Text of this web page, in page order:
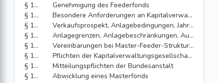
§ 171
Genehmigung des Feederfonds
§ 172
Besondere Anforderungen an Kapitalverwaltungsgesellschaften
§ 173
Verkaufsprospekt, Anlagebedingungen, Jahresbericht
§ 174
Anlagegrenzen, Anlagebeschränkungen, Aussetzung der Anteile
§ 175
Vereinbarungen bei Master-Feeder-Strukturen
§ 176
Pflichten der Kapitalverwaltungsgesellschaft und der Verwahrstelle
§ 177
Mitteilungspflichten der Bundesanstalt
§ 178
Abwicklung eines Masterfonds